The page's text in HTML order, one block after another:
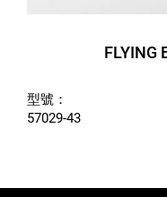
FLYING
型號：
57029-43